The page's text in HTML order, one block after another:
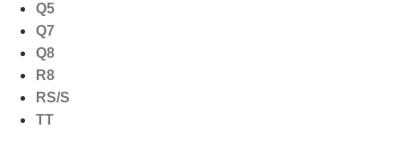
Q5
Q7
Q8
R8
RS/S
TT